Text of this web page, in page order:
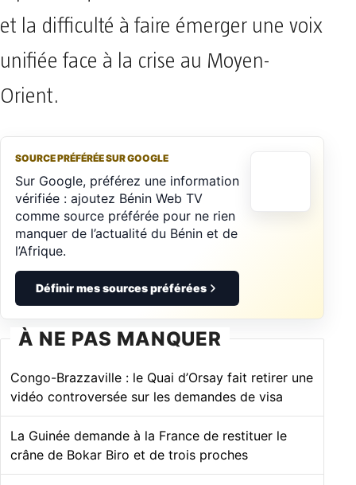
et la difficulté à faire émerger une voix
unifiée face à la crise au Moyen-
Orient.
SOURCE PRÉFÉRÉE SUR GOOGLE
Sur Google, préférez une information
vérifiée : ajoutez Bénin Web TV
comme source préférée pour ne rien
manquer de l’actualité du Bénin et de
l’Afrique.
Définir mes sources préférées
À NE PAS MANQUER
Congo-Brazzaville : le Quai d’Orsay fait retirer une
vidéo controversée sur les demandes de visa
La Guinée demande à la France de restituer le
crâne de Bokar Biro et de trois proches